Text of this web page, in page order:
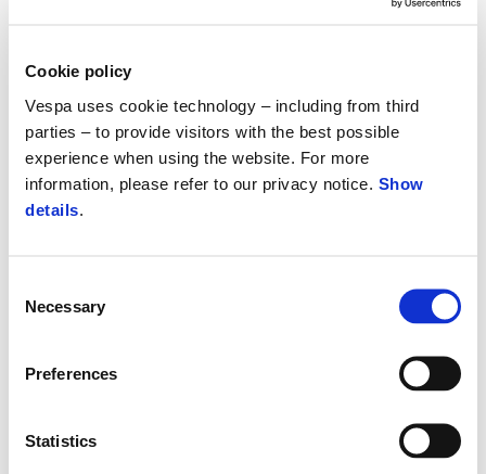
Cookie policy
Vespa uses cookie technology – including from third
parties – to provide visitors with the best possible
experience when using the website. For more
information, please refer to our privacy notice. Show
details
Selection
Necessary
Preferences
Statistics